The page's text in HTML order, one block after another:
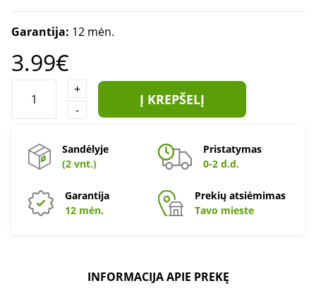
Garantija: 12 mėn.
3.99€
+
-
Į KREPŠELĮ
Sandėlyje
(2 vnt.)
Pristatymas
0-2 d.d.
Garantija
12 mėn.
Prekių atsiėmimas
Tavo mieste
INFORMACIJA APIE PREKĘ